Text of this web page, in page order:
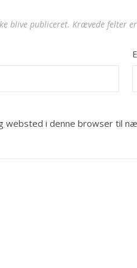
blive publiceret. Krævede felter
websted i denne browser til